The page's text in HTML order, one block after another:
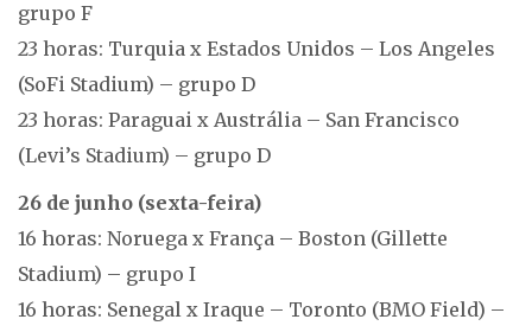
grupo F
23 horas: Turquia x Estados Unidos – Los Angeles
(SoFi Stadium) – grupo D
23 horas: Paraguai x Austrália – San Francisco
(Levi’s Stadium) – grupo D
26 de junho (sexta-feira)
16 horas: Noruega x França – Boston (Gillette
Stadium) – grupo I
16 horas: Senegal x Iraque – Toronto (BMO Field) –